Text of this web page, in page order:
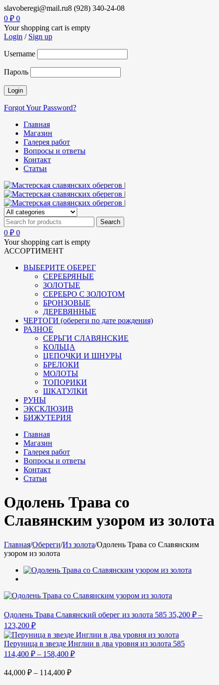
slavoberegi@mail.ru8 (928) 340-24-08
0 ₽ 0
Your shopping cart is empty
Login / Sign up
Username
Пароль
Forgot Your Password?
Главная
Магазин
Галерея работ
Вопросы и ответы
Контакт
Статьи
0 ₽ 0
Your shopping cart is empty
АССОРТИМЕНТ
ВЫБЕРИТЕ ОБЕРЕГ
СЕРЕБРЯНЫЕ
ЗОЛОТЫЕ
СЕРЕБРО С ЗОЛОТОМ
БРОНЗОВЫЕ
ДЕРЕВЯННЫЕ
ЧЕРТОГИ (обереги по дате рождения)
РАЗНОЕ
СЕРЬГИ СЛАВЯНСКИЕ
КОЛЬЦА
ЦЕПОЧКИ И ШНУРЫ
БРЕЛОКИ
МОЛОТЫ
ТОПОРИКИ
ШКАТУЛКИ
РУНЫ
ЭКСКЛЮЗИВ
БИЖУТЕРИЯ
Главная
Магазин
Галерея работ
Вопросы и ответы
Контакт
Статьи
Одолень Трава со
Славянским узором из золота
Главная/Обереги/Из золота/Одолень Трава со Славянским
узором из золота
Одолень Трава Славянский оберег из золота 585 35,200 ₽ –
123,200 ₽
Перуница в звезде Инглии в два уровня из золота 585
114,400 ₽ – 158,400 ₽
44,000 ₽ – 114,400 ₽